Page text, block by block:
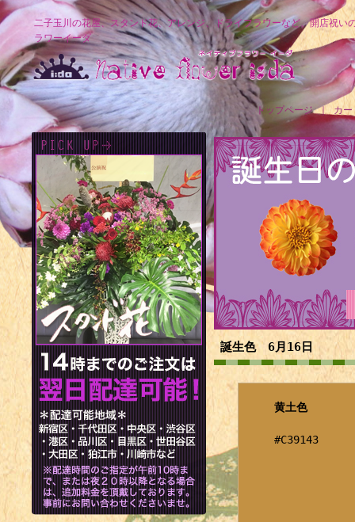
二子玉川の花屋、スタンド花、アレンジ、ドライフラワーなど、開店祝い
ラワーイーダ
トップページ｜ カ
誕生色 6月16日
黄土色
#C39143